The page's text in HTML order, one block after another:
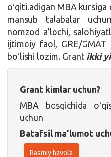
oʻqitiladigan MBA kursiga
mansub talabalar
nomzod a’lochi,
ijtimoiy faol, GRE/
boʻlishi lozim. Grant ikki
Grant kimlar uchun?
MBA bosqichida
uchun
Batafsil ma'lumot
Rasmiy havola